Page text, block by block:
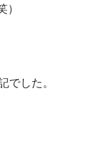
でした。